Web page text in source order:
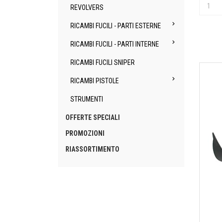
REVOLVERS
RICAMBI FUCILI - PARTI ESTERNE 
RICAMBI FUCILI - PARTI INTERNE 
RICAMBI FUCILI SNIPER
RICAMBI PISTOLE 
STRUMENTI
OFFERTE SPECIALI
PROMOZIONI
RIASSORTIMENTO